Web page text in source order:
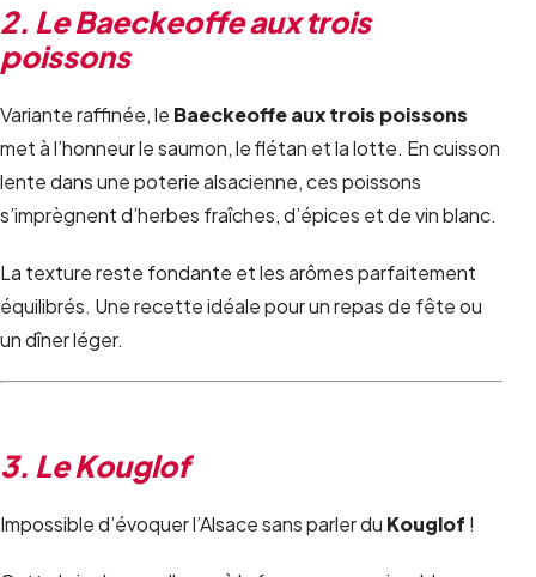
2. Le Baeckeoffe aux trois
poissons
Variante raffinée, le Baeckeoffe aux trois poissons
met à l’honneur le saumon, le flétan et la lotte. En cuisson
lente dans une poterie alsacienne, ces poissons
s’imprègnent d’herbes fraîches, d’épices et de vin blanc.
La texture reste fondante et les arômes parfaitement
équilibrés. Une recette idéale pour un repas de fête ou
un dîner léger.
3. Le Kouglof
Impossible d’évoquer l’Alsace sans parler du Kouglof !